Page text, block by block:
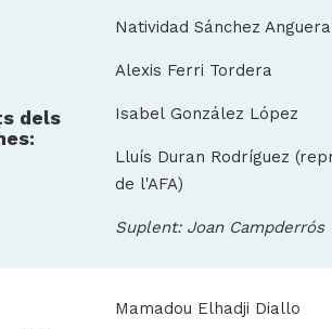
dels
Natividad Sánchez Anguera
Alexis Ferri Tordera
Isabel González López
Lluís Duran Rodríguez
de l'AFA)
Suplent: Joan Campderrós
Mamadou Elhadji Diallo